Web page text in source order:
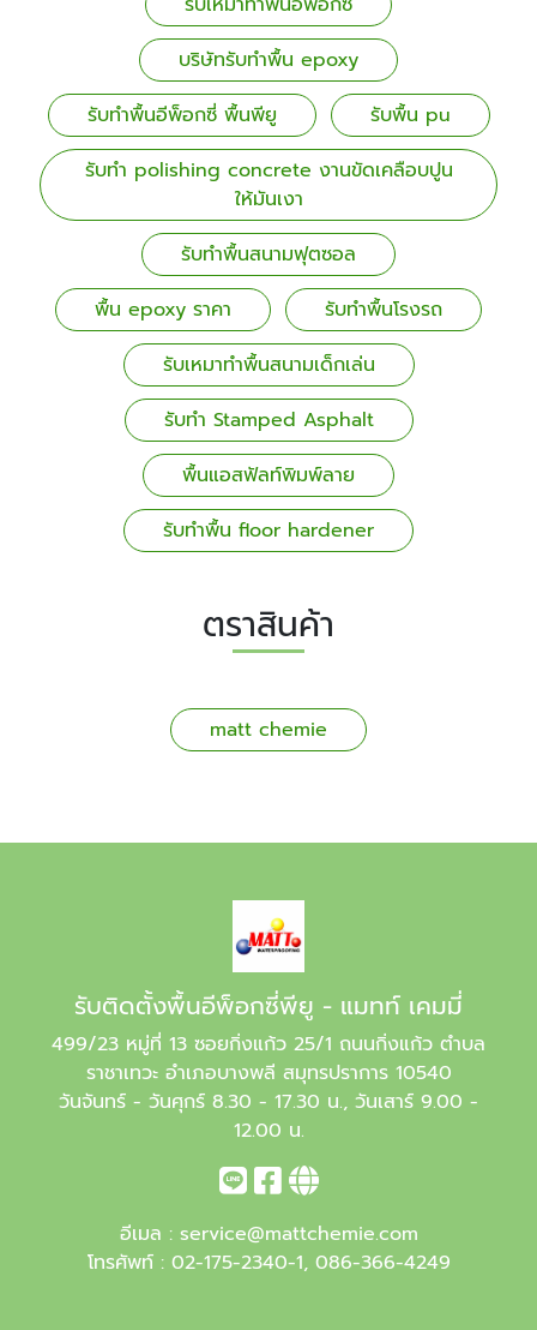
บริษัทรับทำพื้น epoxy
รับทำพื้นอีพ็อกซี่ พื้นพียู
รับพื้น pu
รับทำ polishing concrete งานขัดเคลือบปูน
ให้มันเงา
รับทำพื้นสนามฟุตซอล
พื้น epoxy ราคา
รับทำพื้นโรงรถ
รับเหมาทำพื้นสนามเด็กเล่น
รับทำ Stamped Asphalt
พื้นแอสฟัลท์พิมพ์ลาย
รับทำพื้น floor hardener
ตราสินค้า
matt chemie
รับติดตั้งพื้นอีพ็อกซี่พียู - แมทท์ เคมมี่
499/23 หมู่ที่ 13 ซอยกิ่งแก้ว 25/1 ถนนกิ่งแก้ว ตำบล
ราชาเทวะ อำเภอบางพลี สมุทรปราการ 10540
วันจันทร์ - วันศุกร์ 8.30 - 17.30 น., วันเสาร์ 9.00 -
12.00 น.
อีเมล : service@mattchemie.com
โทรศัพท์ : 02-175-2340-1, 086-366-4249